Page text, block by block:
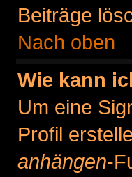
Beiträge
Nach oben
Wie kann
Um eine
Profil
anhängen-